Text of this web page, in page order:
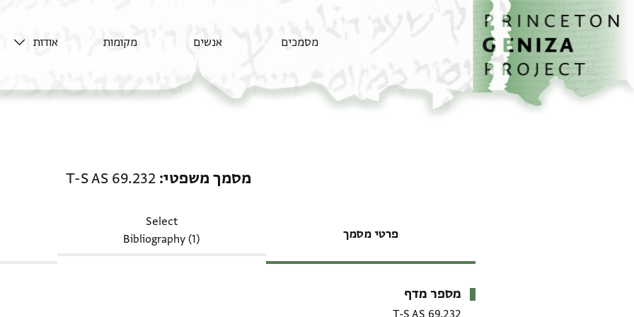
דילוג לתוכן
דף הבית
מסמכים אנשים מקומות אודות
מסמך משפטי T-S AS 69.232
פרטי מסמך
Select
Bibliography (1)
מטא-דאטא
מספר מדף